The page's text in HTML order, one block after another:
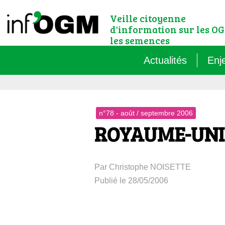
Veille citoyenne
d'information sur les
les semences
Actualités
Le
n°78 - août / septembre 2006
ROYAUME-
Par Christophe NOISETTE
Publié le 28/05/2006